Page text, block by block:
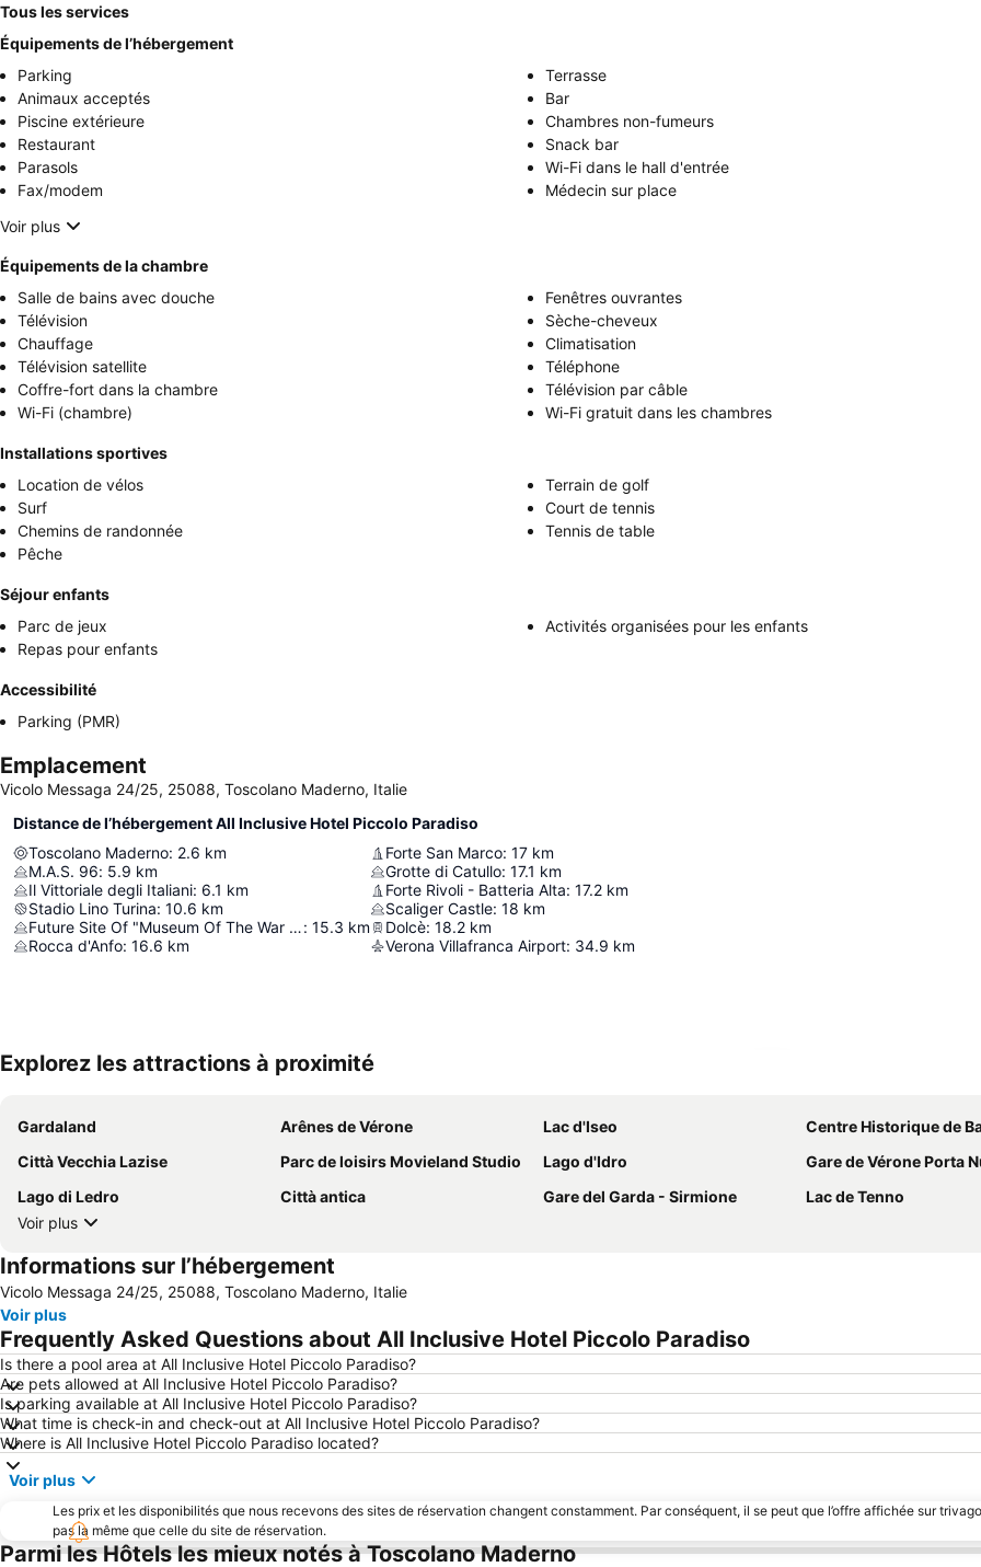
Tous les services
Équipements de l’hébergement
Parking
Terrasse
Animaux acceptés
Bar
Piscine extérieure
Chambres non-fumeurs
Restaurant
Snack bar
Parasols
Wi-Fi dans le hall d'entrée
Fax/modem
Médecin sur place
Voir plus
Équipements de la chambre
Salle de bains avec douche
Fenêtres ouvrantes
Télévision
Sèche-cheveux
Chauffage
Climatisation
Télévision satellite
Téléphone
Coffre-fort dans la chambre
Télévision par câble
Wi-Fi (chambre)
Wi-Fi gratuit dans les chambres
Installations sportives
Location de vélos
Terrain de golf
Surf
Court de tennis
Chemins de randonnée
Tennis de table
Pêche
Séjour enfants
Parc de jeux
Activités organisées pour les enfants
Repas pour enfants
Accessibilité
Parking (PMR)
Emplacement
Vicolo Messaga 24/25, 25088, Toscolano Maderno, Italie
Distance de l’hébergement All Inclusive Hotel Piccolo Paradiso
Toscolano Maderno: 2.6 km
M.A.S. 96: 5.9 km
Il Vittoriale degli Italiani: 6.1 km
Stadio Lino Turina: 10.6 km
Future Site Of "Museum Of The War That Never Happened": 15.3 km
Rocca d'Anfo: 16.6 km
Forte San Marco: 17 km
Grotte di Catullo: 17.1 km
Forte Rivoli - Batteria Alta: 17.2 km
Scaliger Castle: 18 km
Dolcè: 18.2 km
Verona Villafranca Airport: 34.9 km
Explorez les attractions à proximité
Gardaland Arênes de Vérone Lac d'Iseo
Centre Historique de
Città Vecchia Lazise
Parc de loisirs Movieland Studio Lago d'Idro
Gare de Vérone Porta
Lago di Ledro
Città antica Gare del Garda - Sirmione
Lac de Tenno
Voir plus
Informations sur l’hébergement
Vicolo Messaga 24/25, 25088, Toscolano Maderno, Italie
Voir plus
Frequently Asked Questions about All Inclusive Hotel Piccolo Paradiso
Is there a pool area at All Inclusive Hotel Piccolo Paradiso?
Are pets allowed at All Inclusive Hotel Piccolo Paradiso?
Is parking available at All Inclusive Hotel Piccolo Paradiso?
What time is check-in and check-out at All Inclusive Hotel Piccolo Paradiso?
Where is All Inclusive Hotel Piccolo Paradiso located?
Voir plus
Les prix et les disponibilités que nous recevons des sites de réservation changent constamment. Par conséquent, il se peut que l’offre affichée sur
pas la même que celle du site de réservation.
Parmi les Hôtels les mieux notés à Toscolano Maderno